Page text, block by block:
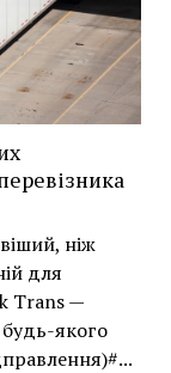
ніж
для
Trans —
будь-якого